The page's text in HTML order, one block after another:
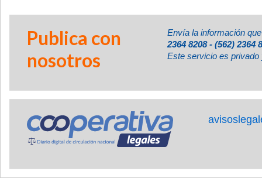
Publica con
nosotros
Envía la información
2364 8208 - (562) 2364
Este servicio es privado